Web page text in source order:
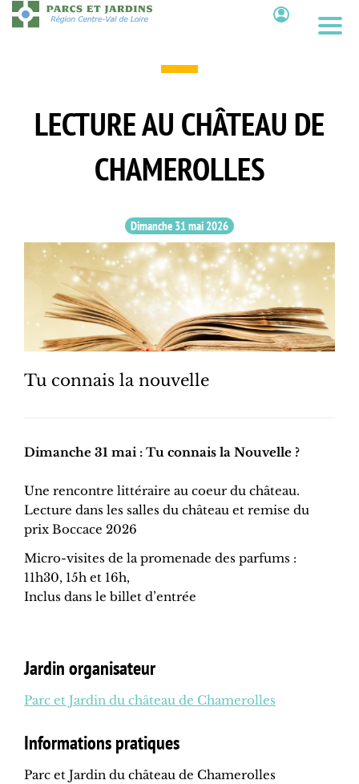
Aller
au
LECTURE AU CHÂTEAU DE
CHAMEROLLES
Dimanche 31 mai 2026
Tu connais la nouvelle
Dimanche 31 mai : Tu connais la Nouvelle ?
Une rencontre littéraire au coeur du château.
Lecture dans les salles du château et remise du
prix Boccace 2026
Micro-visites de la promenade des parfums :
11h30, 15h et 16h,
Inclus dans le billet d’entrée
Jardin organisateur
Parc et Jardin du château de Chamerolles
Informations pratiques
Parc et Jardin du château de Chamerolles